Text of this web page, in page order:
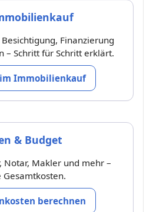
Finanzierung
– Schritt für Schritt erklärt.
Immobilienkauf
& Budget
Notar, Makler und mehr –
Gesamtkosten.
berechnen